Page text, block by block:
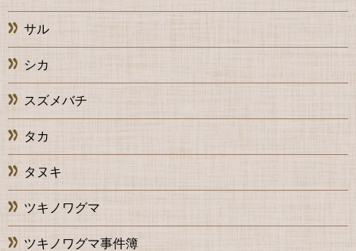
サル
シカ
スズメバチ
タカ
タヌキ
ツキノワグマ
ツキノワグマ事件簿